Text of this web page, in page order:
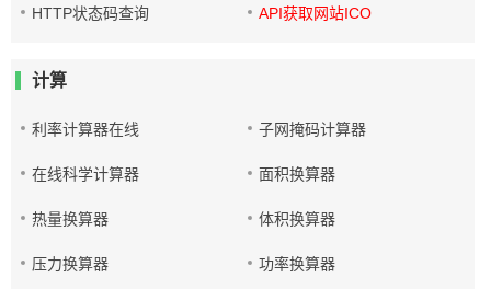
HTTP状态码查询 API获取网站ICO
计算
利率计算器在线 子网掩码计算器
在线科学计算器 面积换算器
热量换算器 体积换算器
压力换算器 功率换算器